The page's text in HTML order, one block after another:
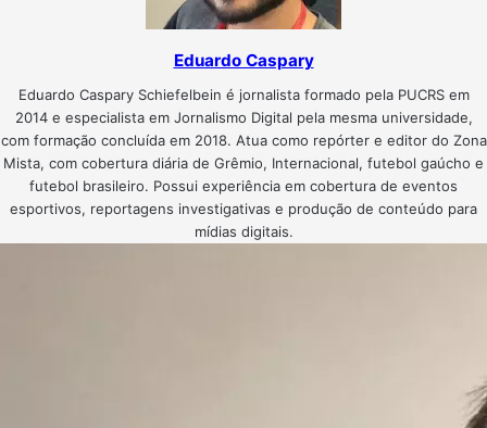
Eduardo Caspary
Eduardo Caspary Schiefelbein é jornalista formado pela PUCRS em
2014 e especialista em Jornalismo Digital pela mesma universidade,
com formação concluída em 2018. Atua como repórter e editor do Zona
Mista, com cobertura diária de Grêmio, Internacional, futebol gaúcho e
futebol brasileiro. Possui experiência em cobertura de eventos
esportivos, reportagens investigativas e produção de conteúdo para
mídias digitais.